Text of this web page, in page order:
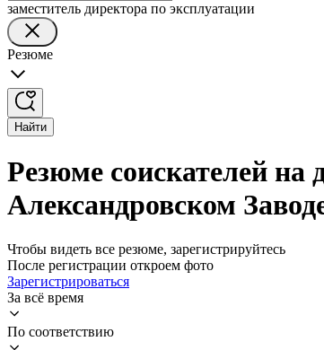
заместитель директора по эксплуатации
Резюме
Найти
Резюме соискателей на
Александровском
Чтобы видеть все резюме, зарегистрируйтесь
После регистрации откроем фото
Зарегистрироваться
За всё время
По соответствию